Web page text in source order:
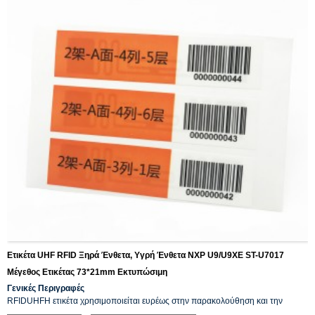
Ετικέτα UHF RFID Ξηρά Ένθετα, Υγρή Ένθετα NXP U9/U9XE ST-U7017
Μέγεθος Ετικέτας 73*21mm Εκτυπώσιμη
Γενικές Περιγραφές
RFIDUHFΗ ετικέτα χρησιμοποιείται ευρέως στην παρακολούθηση και την